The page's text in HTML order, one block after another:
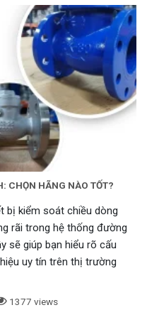
tiêu chuẩn Jis10K
CHỌN HÃNG NÀO TỐT?
bị kiểm soát chiều dòng
rãi trong hệ thống đường
sẽ giúp bạn hiểu rõ cấu
uy tín trên thị trường
1377 views